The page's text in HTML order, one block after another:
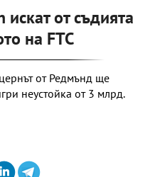
от съдията
на FTC
от Редмънд ще
неустойка от 3 млрд.